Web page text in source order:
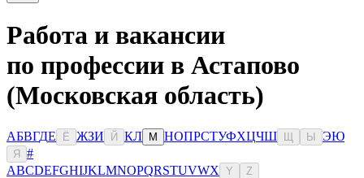
Работа и вакансии
по профессии в Астапово
(Московская область)
АБВГДЕ Ё ЖЗИ Й КЛ М НОПРСТУФХЦЧШ Ы ЭЮ
Я
#
ABCDEFGHIJKLMNOPQRSTUVWX Y Z